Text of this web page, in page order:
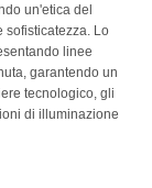
un'etica del
sofisticatezza. Lo
linee
garantendo un
tecnologico, gli
di illuminazione